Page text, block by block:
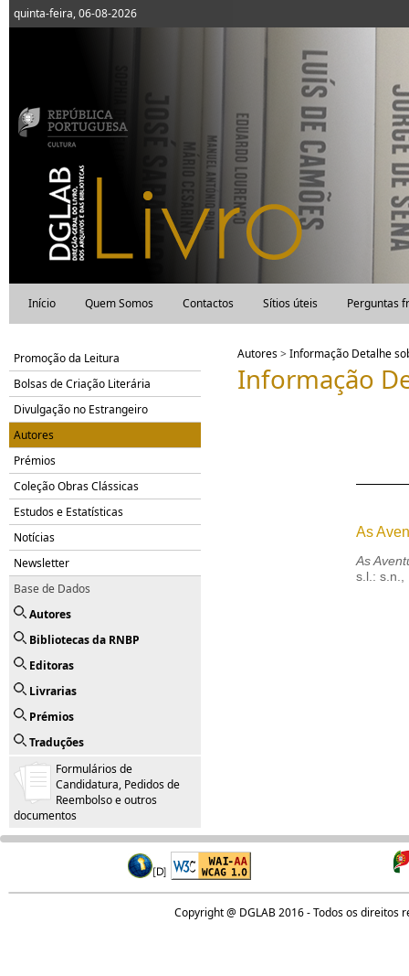
quinta-feira, 06-08-2026
Início Quem Somos Contactos Sítios úteis Perguntas
Promoção da Leitura
Bolsas de Criação Literária
Divulgação no Estrangeiro
Autores
Prémios
Coleção Obras Clássicas
Estudos e Estatísticas
Notícias
Newsletter
Base de Dados
Autores
Bibliotecas da RNBP
Editoras
Livrarias
Prémios
Traduções
Formulários de
Candidatura, Pedidos de
Reembolso e outros
documentos
Autores>Informação Detalhe
Informação
As
As
s.l.: s.n.,
Copyright @ DGLAB 2016 - Todos os